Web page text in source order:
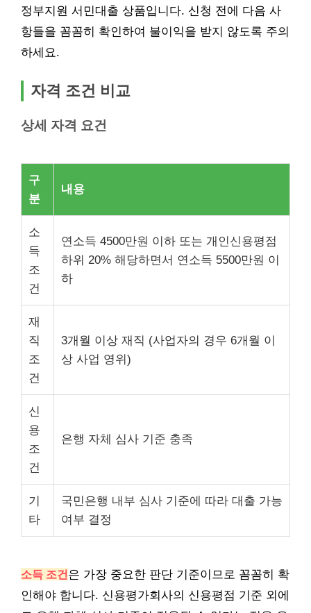
정부지원 서민대출 상품입니다. 신청 전에 다음 사
항들을 꼼꼼히 확인하여 불이익을 받지 않도록 주의
하세요.
자격 조건 비교
상세 자격 요건
구
분
내용
소
득
조
건
연소득 4500만원 이하 또는 개인신용평점
하위 20% 해당하면서 연소득 5500만원 이
하
재
직
조
건
3개월 이상 재직 (사업자의 경우 6개월 이
상 사업 영위)
신
용
조
건
은행 자체 심사 기준 충족
기
타
국민은행 내부 심사 기준에 따라 대출 가능
여부 결정
소득 조건은 가장 중요한 판단 기준이므로 꼼꼼히 확
인해야 합니다. 신용평가회사의 신용평점 기준 외에